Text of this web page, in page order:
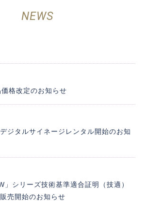
NEWS
格改定のお知らせ
デジタルサイネージレンタル開始のお知
」シリーズ技術基準適合証明（技適）
売開始のお知らせ